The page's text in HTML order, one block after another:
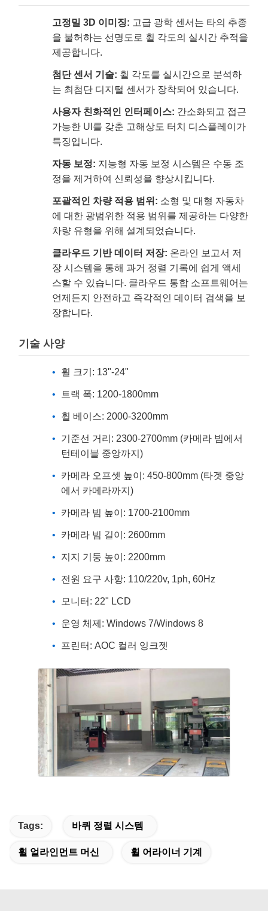
고정밀 3D 이미징: 고급 광학 센서는 타의 추종
을 불허하는 선명도로 휠 각도의 실시간 추적을
제공합니다.
첨단 센서 기술: 휠 각도를 실시간으로 분석하
는 최첨단 디지털 센서가 장착되어 있습니다.
사용자 친화적인 인터페이스: 간소화되고 접근
가능한 UI를 갖춘 고해상도 터치 디스플레이가
특징입니다.
자동 보정: 지능형 자동 보정 시스템은 수동 조
정을 제거하여 신뢰성을 향상시킵니다.
포괄적인 차량 적용 범위: 소형 및 대형 자동차
에 대한 광범위한 적용 범위를 제공하는 다양한
차량 유형을 위해 설계되었습니다.
클라우드 기반 데이터 저장: 온라인 보고서 저
장 시스템을 통해 과거 정렬 기록에 쉽게 액세
스할 수 있습니다. 클라우드 통합 소프트웨어는
언제든지 안전하고 즉각적인 데이터 검색을 보
장합니다.
기술 사양
휠 크기: 13"-24"
트랙 폭: 1200-1800mm
휠 베이스: 2000-3200mm
기준선 거리: 2300-2700mm (카메라 빔에서
턴테이블 중앙까지)
카메라 오프셋 높이: 450-800mm (타겟 중앙
에서 카메라까지)
카메라 빔 높이: 1700-2100mm
카메라 빔 길이: 2600mm
지지 기둥 높이: 2200mm
전원 요구 사항: 110/220v, 1ph, 60Hz
모니터: 22" LCD
운영 체제: Windows 7/Windows 8
프린터: AOC 컬러 잉크젯
Tags: 바퀴 정렬 시스템
휠 얼라인먼트 머신 휠 어라이너 기계